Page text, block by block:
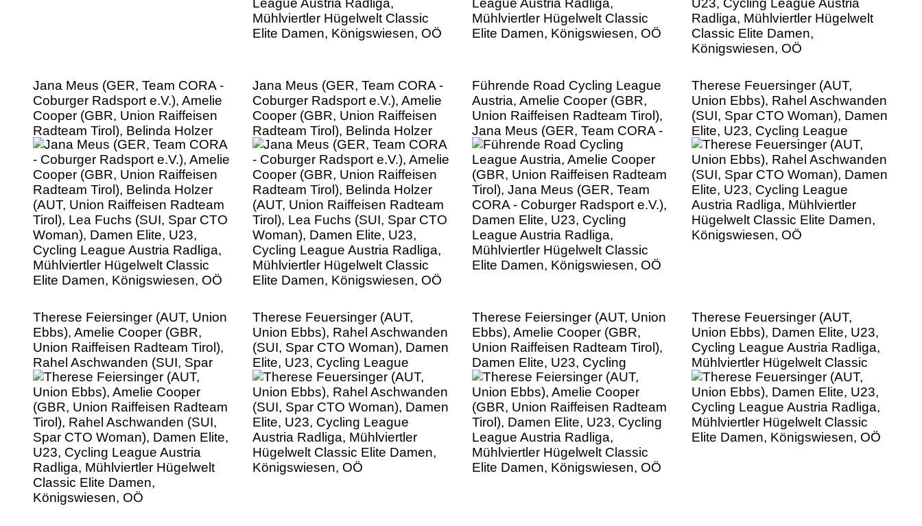
Jana Meus (GER, Team CORA -
Coburger Radsport e.V.), Amelie
Cooper (GBR, Union Raiffeisen
Radteam Tirol), Belinda Holzer
(AUT, Union Raiffeisen Radteam
Tirol), Lea Fuchs (SUI, Spar CTO
Woman), Damen Elite, U23,
Cycling League Austria Radliga,
Mühlviertler Hügelwelt Classic
Elite Damen, Königswiesen, OÖ
Jana Meus (GER, Team CORA -
Coburger Radsport e.V.), Amelie
Cooper (GBR, Union Raiffeisen
Radteam Tirol), Belinda Holzer
(AUT, Union Raiffeisen Radteam
Tirol), Lea Fuchs (SUI, Spar CTO
Woman), Damen Elite, U23,
Cycling League Austria Radliga,
Mühlviertler Hügelwelt Classic
Elite Damen, Königswiesen, OÖ
Führende Road Cycling League
Austria, Amelie Cooper (GBR,
Union Raiffeisen Radteam Tirol),
Jana Meus (GER, Team CORA -
Coburger Radsport e.V.), Damen
Elite, U23, Cycling League
Austria Radliga, Mühlviertler
Hügelwelt Classic Elite Damen,
Königswiesen, OÖ
Therese Feuersinger (AUT,
Union Ebbs), Rahel Aschwanden
(SUI, Spar CTO Woman), Damen
Elite, U23, Cycling League
Austria Radliga, Mühlviertler
Hügelwelt Classic Elite Damen,
Königswiesen, OÖ
Therese Feiersinger (AUT, Union
Ebbs), Amelie Cooper (GBR,
Union Raiffeisen Radteam Tirol),
Rahel Aschwanden (SUI, Spar
CTO Woman), Damen Elite, U23,
Cycling League Austria Radliga,
Mühlviertler Hügelwelt Classic
Elite Damen, Königswiesen, OÖ
Therese Feuersinger (AUT,
Union Ebbs), Rahel Aschwanden
(SUI, Spar CTO Woman), Damen
Elite, U23, Cycling League
Austria Radliga, Mühlviertler
Hügelwelt Classic Elite Damen,
Königswiesen, OÖ
Therese Feiersinger (AUT, Union
Ebbs), Amelie Cooper (GBR,
Union Raiffeisen Radteam Tirol),
Damen Elite, U23, Cycling
League Austria Radliga,
Mühlviertler Hügelwelt Classic
Elite Damen, Königswiesen, OÖ
Therese Feuersinger (AUT,
Union Ebbs), Damen Elite, U23,
Cycling League Austria Radliga,
Mühlviertler Hügelwelt Classic
Elite Damen, Königswiesen, OÖ